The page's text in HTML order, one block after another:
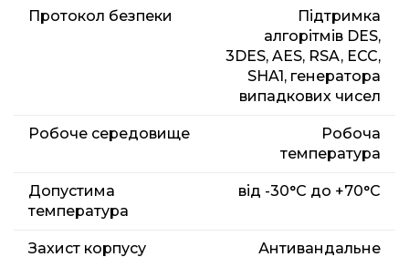
Протокол безпеки
Підтримка
алгорітмів DES,
3DES, AES, RSA, ECC,
SHA1, генератора
випадкових чисел
Робоче середовище
Робоча
температура
Допустима
температура
від -30°C до +70°C
Захист корпусу Антивандальне